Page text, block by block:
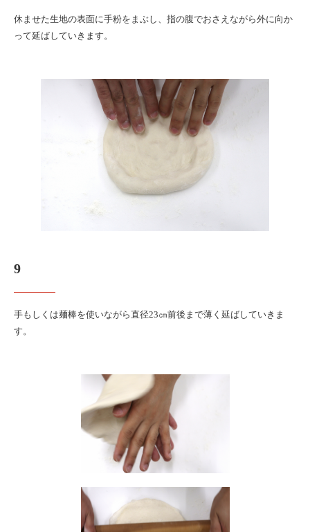
休ませた生地の表面に手粉をまぶし、指の腹でおさえながら外に向か
って延ばしていきます。
9
手もしくは麺棒を使いながら直径23㎝前後まで薄く延ばしていきま
す。